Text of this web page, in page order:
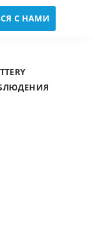
С НАМИ